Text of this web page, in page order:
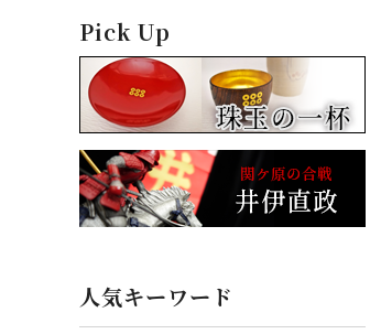
Pick Up
人気キーワード